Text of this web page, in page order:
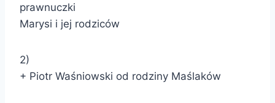
prawnuczki
Marysi i jej rodziców
2)
+ Piotr Waśniowski od rodziny Maślaków